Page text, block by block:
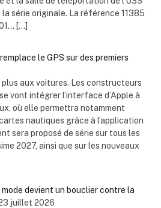
la série originale. La référence 11385
[…]
le GPS sur des premiers
aux voitures. Les constructeurs
vont intégrer l’interface d’Apple à
où elle permettra notamment
nautiques grâce à l’application
sera proposé de série sur tous les
2027, ainsi que sur les nouveaux
mode devient un bouclier contre la
juillet 2026